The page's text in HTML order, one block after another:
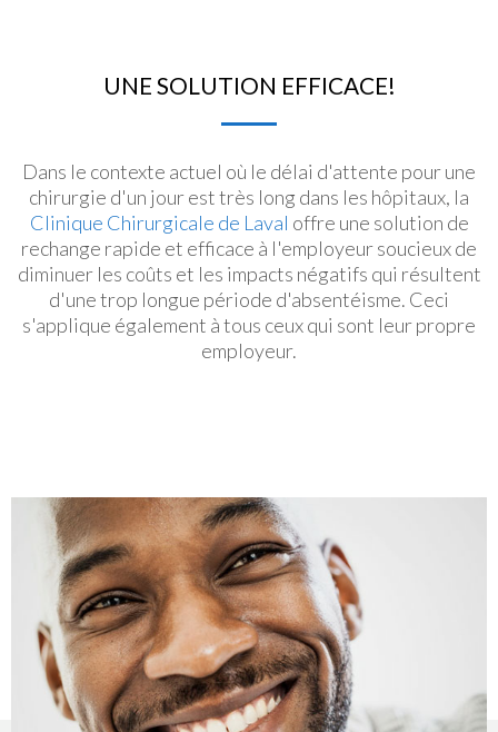
UNE SOLUTION EFFICACE!
Dans le contexte actuel où le délai d'attente pour une
chirurgie d'un jour est très long dans les hôpitaux, la
Clinique Chirurgicale de Laval offre une solution de
rechange rapide et efficace à l'employeur soucieux de
diminuer les coûts et les impacts négatifs qui résultent
d'une trop longue période d'absentéisme. Ceci
s'applique également à tous ceux qui sont leur propre
employeur.